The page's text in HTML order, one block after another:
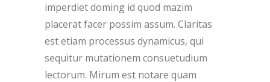
imperdiet doming id quod mazim
placerat facer possim assum. Claritas
est etiam processus dynamicus, qui
sequitur mutationem consuetudium
lectorum. Mirum est notare quam